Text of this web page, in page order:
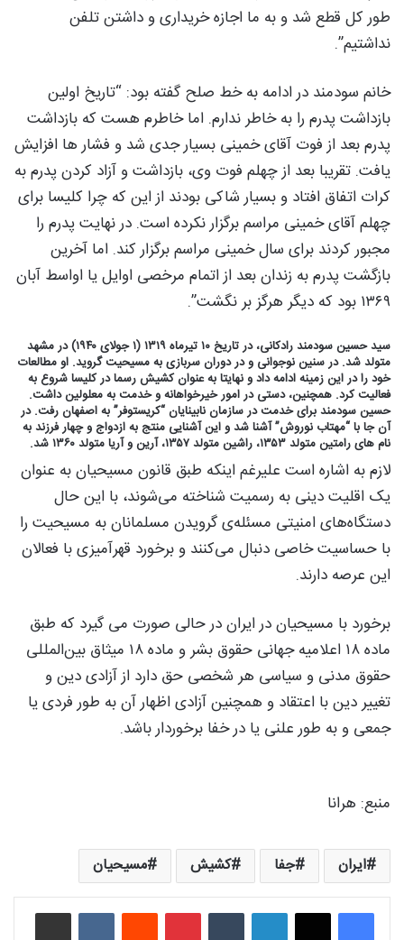
طور کل قطع شد و به ما اجازه خریداری و داشتن تلفن
نداشتیم”.
خانم سودمند در ادامه به خط صلح گفته بود: “تاریخ اولین
بازداشت پدرم را به خاطر ندارم. اما خاطرم هست که بازداشت
پدرم بعد از فوت آقای خمینی بسیار جدی شد و فشار ها افزایش
یافت. تقریبا بعد از چهلم فوت وی، بازداشت و آزاد کردن پدرم به
کرات اتفاق افتاد و بسیار شاکی بودند از این که چرا کلیسا برای
چهلم آقای خمینی مراسم برگزار نکرده است. در نهایت پدرم را
مجبور کردند برای سال خمینی مراسم برگزار کند. اما آخرین
بازگشت پدرم به زندان بعد از اتمام مرخصی اوایل یا اواسط آبان
۱۳۶۹ بود که دیگر هرگز بر نگشت”.
سید حسین سودمند رادکانی، در تاریخ ۱۰ تیرماه ۱۳۱۹ (۱ جولای ۱۹۴۰) در مشهد
متولد شد. در سنین نوجوانی و در دوران سربازی به مسیحیت گروید. او مطالعات
خود را در این زمینه ادامه داد و نهایتا به عنوان کشیش رسما در کلیسا شروع به
فعالیت کرد. همچنین، دستی در امور خیرخواهانه و خدمت به معلولین داشت.
حسین سودمند برای خدمت در سازمان نابینایان “کریستوفر” به اصفهان رفت. در
آن جا با “مهتاب نوروش” آشنا شد و این آشنایی منتج به ازدواج و چهار فرزند به
نام های رامتین متولد ۱۳۵۳، راشین متولد ۱۳۵۷، آرین و آریا متولد ۱۳۶۰ شد.
لازم به اشاره است علیرغم اینکه طبق قانون مسیحیان به عنوان
یک اقلیت دینی به رسمیت شناخته می‌شوند، با این حال
دستگاه‌های امنیتی مسئله‌ی گرویدن مسلمانان به مسیحیت را
با حساسیت خاصی دنبال می‌کنند و برخورد قهرآمیزی با فعالان
این عرصه دارند.
برخورد با مسیحیان در ایران در حالی صورت می گیرد که طبق
ماده ۱۸ اعلامیه جهانی حقوق بشر و ماده ۱۸ میثاق بین‌المللی
حقوق مدنی و سیاسی هر شخصی حق دارد از آزادی دین و
تغییر دین با اعتقاد و همچنین آزادی اظهار آن به طور فردی یا
جمعی و به طور علنی یا در خفا برخوردار باشد.
منبع: هرانا
ایران جفا کشیش مسیحیان
لینکدین ‫پین‌ترست ‫رددیت